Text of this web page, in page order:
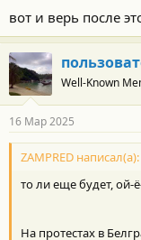
Ранее на улице
демонстрантов.
использовали
https://t.me/izvestia/
вот и верь после
Well-Known
16 Мар 2025
ZAMPRED написал(а):
то ли еще будет, ой-
На протестах в